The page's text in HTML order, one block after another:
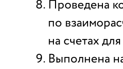
Проведена
по
на счетах
Выполнена